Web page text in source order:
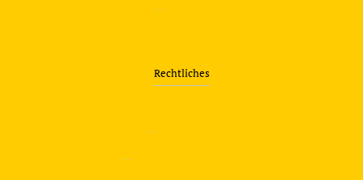
—
Rechtliches
—
—